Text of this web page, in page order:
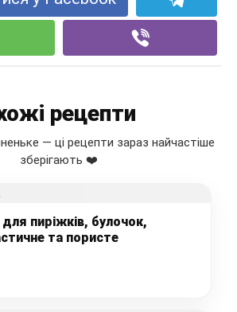
рецепти
— ці рецепти зараз найчастіше
зберігають ❤️
пиріжків, булочок,
та пористе